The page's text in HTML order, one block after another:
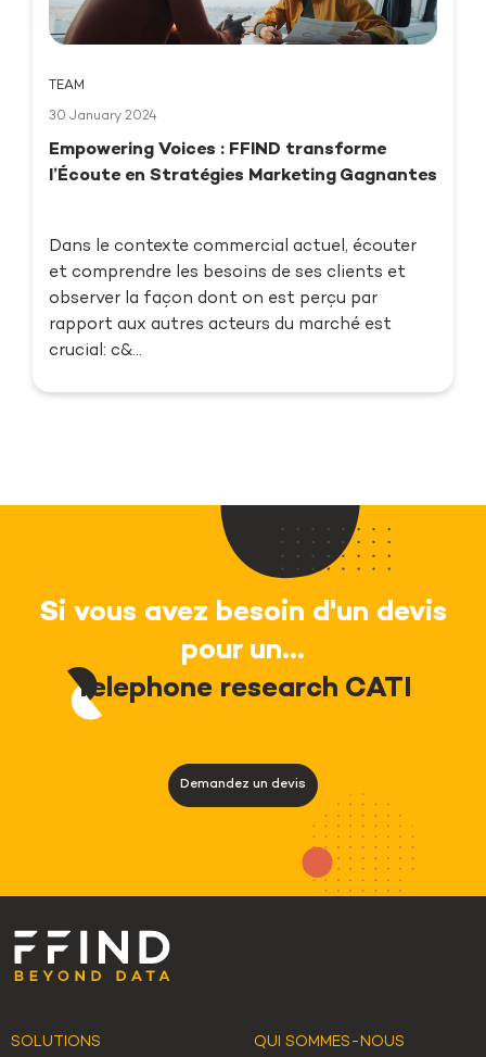
TEAM
30 January 2024
Empowering Voices : FFIND transforme
l’Écoute en Stratégies Marketing Gagnantes
Dans le contexte commercial actuel, écouter
et comprendre les besoins de ses clients et
observer la façon dont on est perçu par
rapport aux autres acteurs du marché est
crucial: c&...
Si vous avez besoin d'un devis
pour un...
Telephone research CATI
Demandez un devis
SOLUTIONS
QUI SOMMES-NOUS